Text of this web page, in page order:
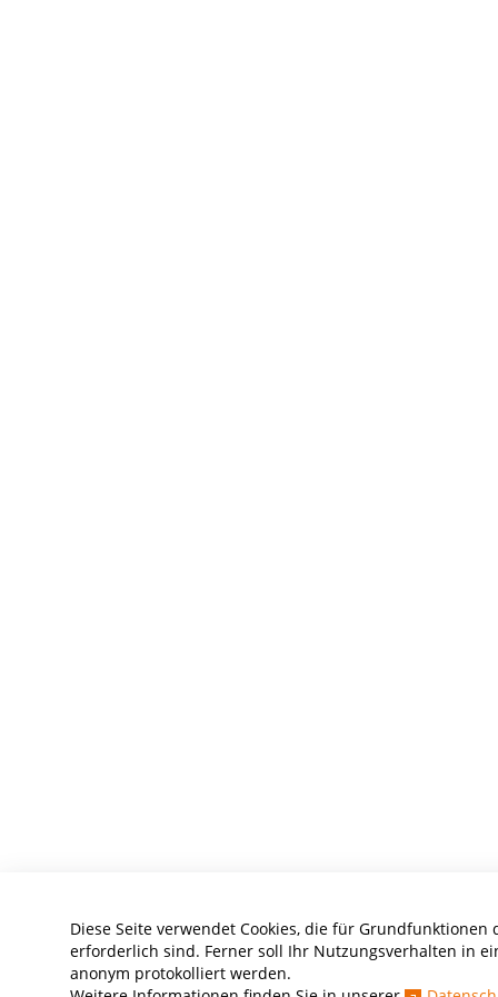
Diese Seite verwendet Cookies, die für Grundfunktionen
erforderlich sind. Ferner soll Ihr Nutzungsverhalten in
anonym protokolliert werden.